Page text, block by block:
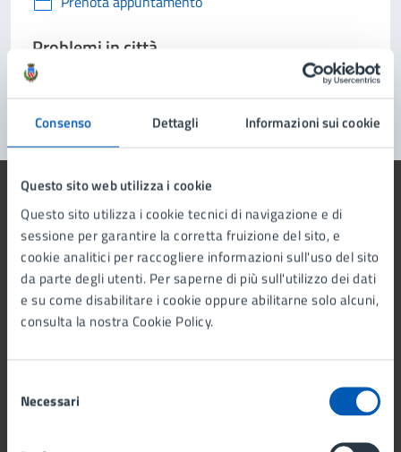
Consenso Dettagli Informazioni sui cookie
Questo sito web utilizza i cookie
Questo sito utilizza i cookie tecnici di navigazione e di
sessione per garantire la corretta fruizione del sito, e
cookie analitici per raccogliere informazioni sull'uso del sito
da parte degli utenti. Per saperne di più sull'utilizzo dei dati
e su come disabilitare i cookie oppure abilitarne solo alcuni,
consulta la nostra Cookie Policy.
delNecessari
Problemi in città
Comune di Lissone
AMMINISTRAZIONE
Enti e fondazioni